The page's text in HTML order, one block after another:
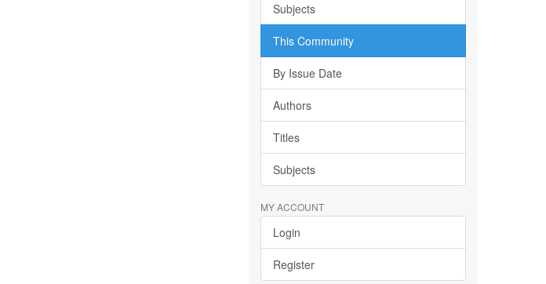
Subjects
This Community
By Issue Date
Authors
Titles
Subjects
MY ACCOUNT
Login
Register